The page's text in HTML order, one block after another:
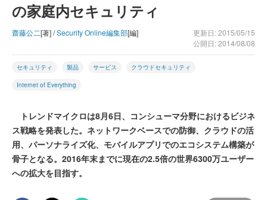
の家庭内セキュリティ
齋藤公二[著] /Security Online編集部[編]
更新日: 2015/05/15
公開日: 2014/08/08
セキュリティ 製品 サービス クラウドセキュリティ
Internet of Everything
トレンドマイクロは8月6日、コンシューマ分野におけるビジネ
ス戦略を発表した。ネットワークベースでの防御、クラウドの活
用、パーソナライズ化、モバイルアプリでのエコシステム構築が
骨子となる。2016年末までに現在の2.5倍の世界6300万ユーザー
への拡大を目指す。